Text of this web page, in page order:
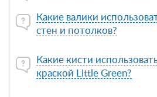
Какие валики
стен и потолков?
Какие кисти
краской Little Green?